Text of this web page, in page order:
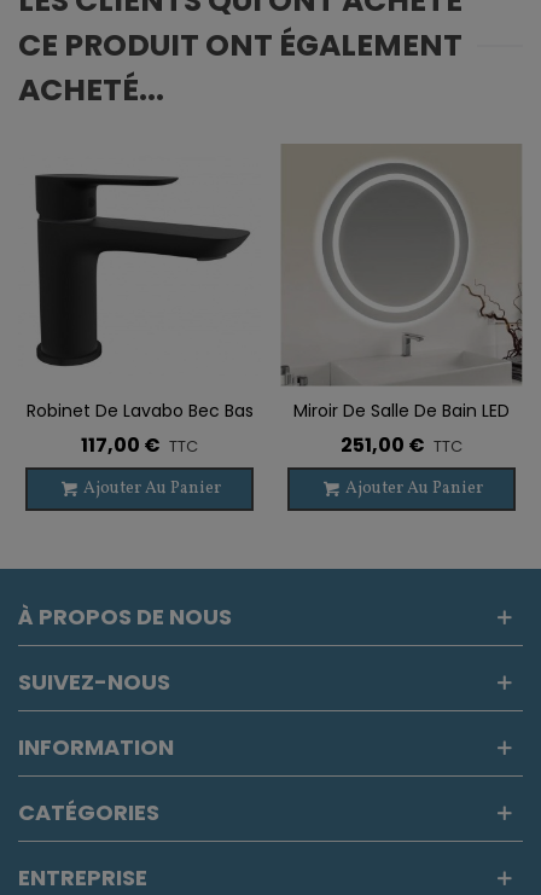
CE PRODUIT ONT ÉGALEMENT
ACHETÉ...
Robinet De Lavabo Bec Bas
Mécanique CASSIO NOIR
117,00 € TTC
Ajouter Au Panier
Miroir De Salle De Bain LED
B-920
251,00 € TTC
Ajouter Au Panier
À PROPOS DE NOUS
SUIVEZ-NOUS
INFORMATION
CATÉGORIES
ENTREPRISE